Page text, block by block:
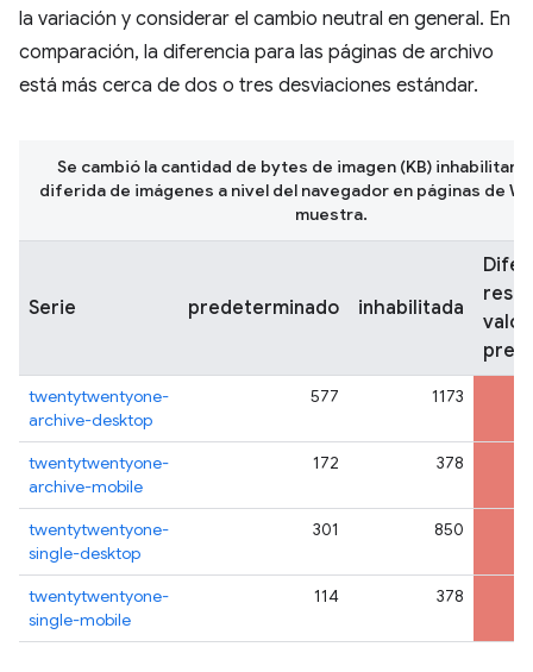
la variación y considerar el cambio neutral en general. En
comparación, la diferencia para las páginas de archivo
está más cerca de dos o tres desviaciones estándar.
Serie predeterminado inhabilitada
valor
twentytwentyone-
archive-desktop
577 1173
twentytwentyone-
archive-mobile
172 378
twentytwentyone-
single-desktop
301 850
twentytwentyone-
single-mobile
114 378
Se cambió la cantidad de bytes de imagen (KB)
diferida de imágenes a nivel del navegador en páginas de
muestra.